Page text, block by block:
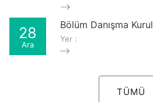
28
Ara
Bölüm Danışma
Yer :
TÜMÜ